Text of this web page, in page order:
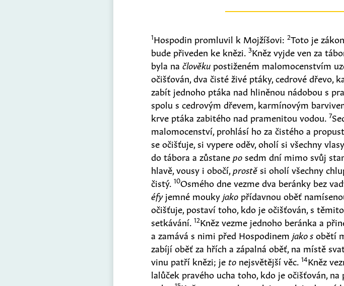
1Hospodin promluvil k Mojžíšovi:2Toto je
bude přiveden ke knězi.3Kněz vyjde ven za
byla načlověku postiženém malomocenstvím
očišťován, dva čisté živé ptáky, cedrové dřevo,
zabít jednoho ptáka nad hliněnou nádobou s
spolu s cedrovým dřevem, karmínovým
krve ptáka zabitého nad pramenitou vodou.7
malomocenství, prohlásí ho za čistého a
se očišťuje, si vypere oděv, oholí si všechny
do tábora a zůstane po sedm dní mimo svůj
hlavě, vousy i obočí, prostě si oholí všechny
čistý.10Osmého dne vezme dva beránky bez
éfyjemné mouky jako přídavnou oběť
očišťuje, postaví toho, kdo je očišťován, s těmito
setkávání.12Kněz vezme jednoho beránka a
a zamává s nimi před Hospodinem jako sobětí
zabíjí oběť za hřích a zápalná oběť, na místě
vinu patří knězi; je to nejsvětější věc.14Kněz
lalůček pravého ucha toho, kdo je očišťován,